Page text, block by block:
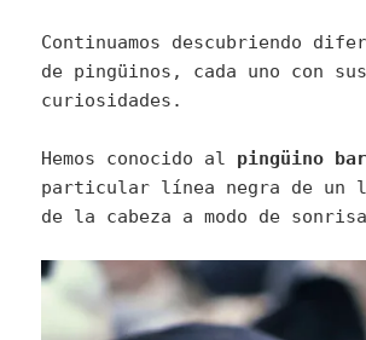
Continuamos descubriendo
de pingüinos, cada uno con sus
curiosidades.
Hemos conocido al pingüino
particular línea negra de un
de la cabeza a modo de